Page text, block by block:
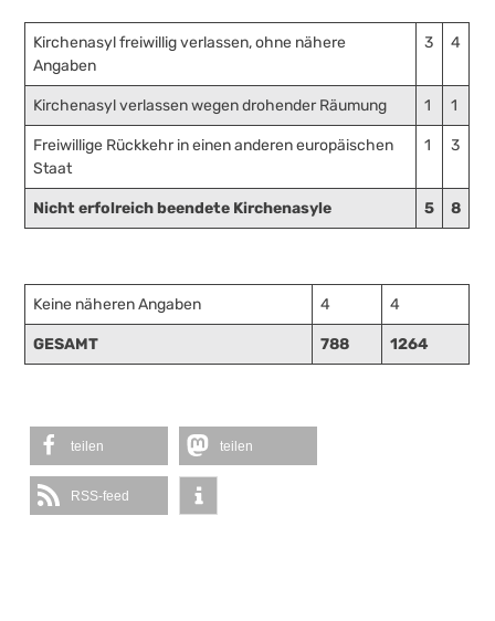
Kirchenasyl freiwillig verlassen, ohne nähere
Angaben
3 4
Kirchenasyl verlassen wegen drohender Räumung 1 1
Freiwillige Rückkehr in einen anderen europäischen
Staat
1 3
Nicht erfolreich beendete Kirchenasyle 5 8
Keine näheren Angaben 4 4
GESAMT 788 1264
teilen teilen
RSS-feed